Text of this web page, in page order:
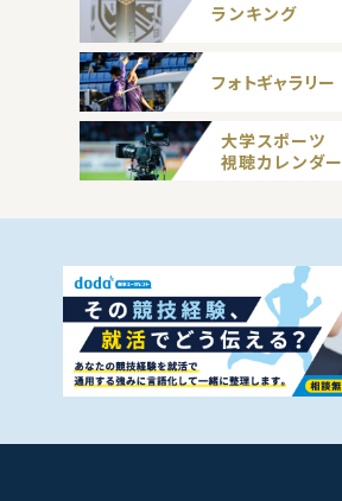
ランキング
フォトギャラリー
大学スポーツ
視聴カレンダー